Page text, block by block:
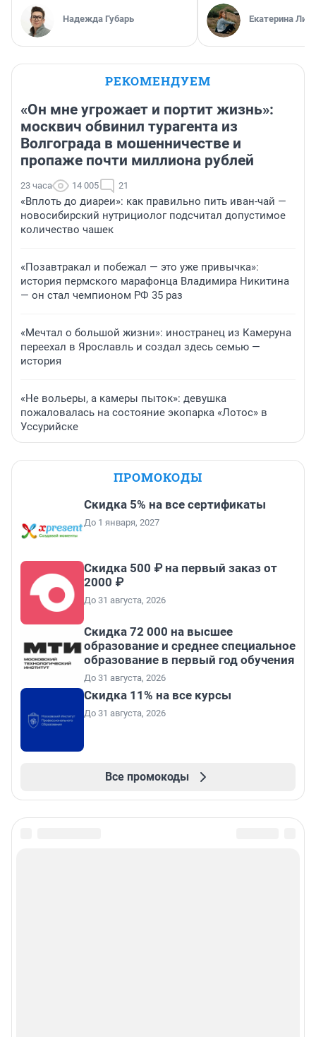
Надежда Губарь Екатерина
РЕКОМЕНДУЕМ
«Он мне угрожает и портит жизнь»:
москвич обвинил турагента из
Волгограда в мошенничестве и
пропаже почти миллиона рублей
23 часа 14 005 21
«Вплоть до диареи»: как правильно пить иван-чай —
новосибирский нутрициолог подсчитал допустимое
количество чашек
«Позавтракал и побежал — это уже привычка»:
история пермского марафонца Владимира Никитина
— он стал чемпионом РФ 35 раз
«Мечтал о большой жизни»: иностранец из Камеруна
переехал в Ярославль и создал здесь семью —
история
«Не вольеры, а камеры пыток»: девушка
пожаловалась на состояние экопарка «Лотос» в
Уссурийске
ПРОМОКОДЫ
Скидка 5% на все сертификаты
До 1 января, 2027
Скидка 500 ₽ на первый заказ от
2000 ₽
До 31 августа, 2026
Скидка 72 000 на высшее
образование и среднее специальное
образование в первый год обучения
До 31 августа, 2026
Скидка 11% на все курсы
До 31 августа, 2026
Все промокоды